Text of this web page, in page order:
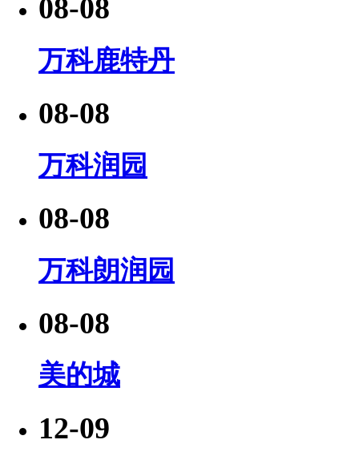
08-08
万科鹿特丹
08-08
万科润园
08-08
万科朗润园
08-08
美的城
12-09